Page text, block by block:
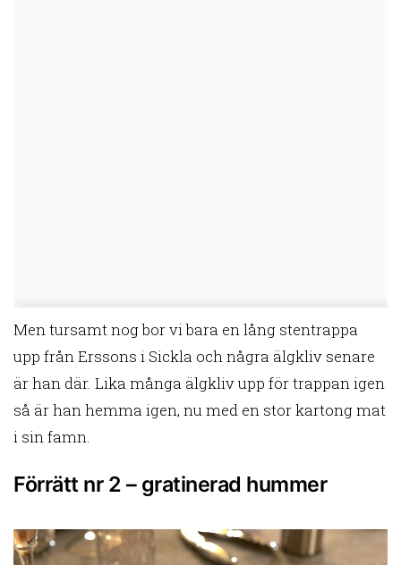
Men tursamt nog bor vi bara en lång stentrappa
upp från Erssons i Sickla och några älgkliv senare
är han där. Lika många älgkliv upp för trappan igen
så är han hemma igen, nu med en stor kartong mat
i sin famn.
Förrätt nr 2 – gratinerad hummer